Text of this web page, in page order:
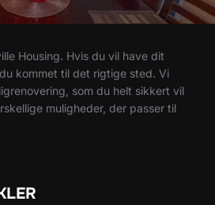
Housing. Hvis du vil have dit
kommet til det rigtige sted. Vi
som du helt sikkert vil
muligheder, der passer til